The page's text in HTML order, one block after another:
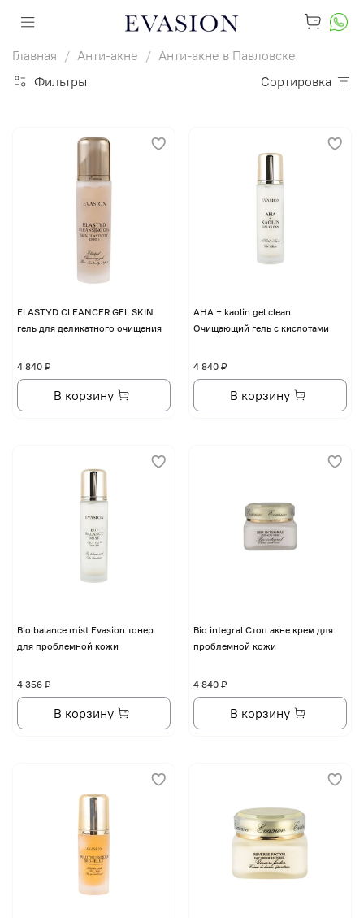
Главная Анти-акне
Анти-акне в Павловске
Фильтры
Сортировка
ELASTYD CLEANCER GEL SKIN
гель для деликатного очищения
4 840 ₽
В корзину
AHA + kaolin gel clean
Очищающий гель с кислотами
4 840 ₽
В корзину
Bio balance mist Evasion тонер
для проблемной кожи
4 356 ₽
В корзину
Bio integral Стоп акне крем для
проблемной кожи
4 840 ₽
В корзину